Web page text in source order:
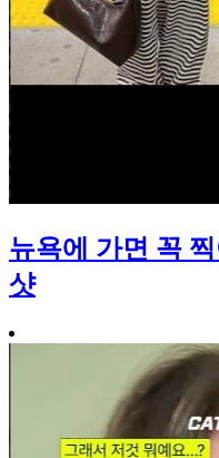
뉴욕에 가면 꼭
샷